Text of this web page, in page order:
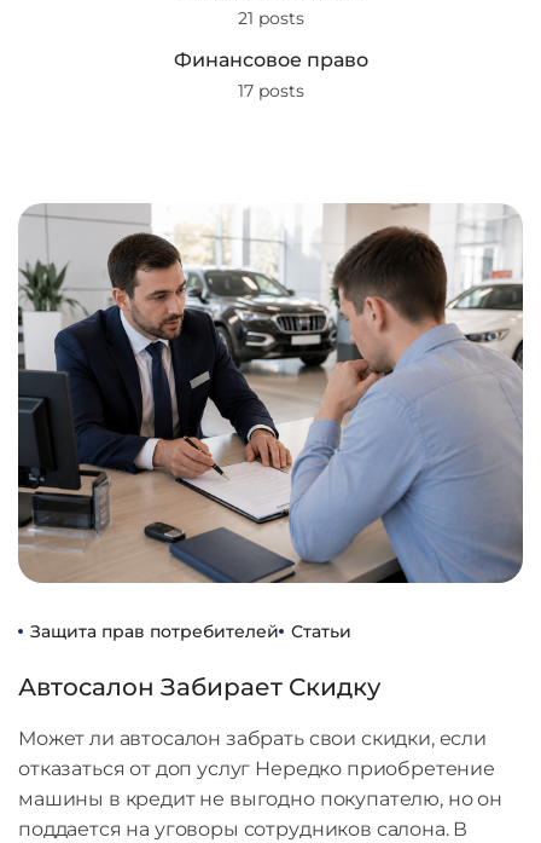
21 posts
Финансовое право
17 posts
Защита прав потребителей Статьи
Автосалон Забирает Скидку
Может ли автосалон забрать свои скидки, если
отказаться от доп услуг Нередко приобретение
машины в кредит не выгодно покупателю, но он
поддается на уговоры сотрудников салона. В